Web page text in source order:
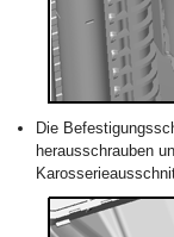
Die
herausschrauben